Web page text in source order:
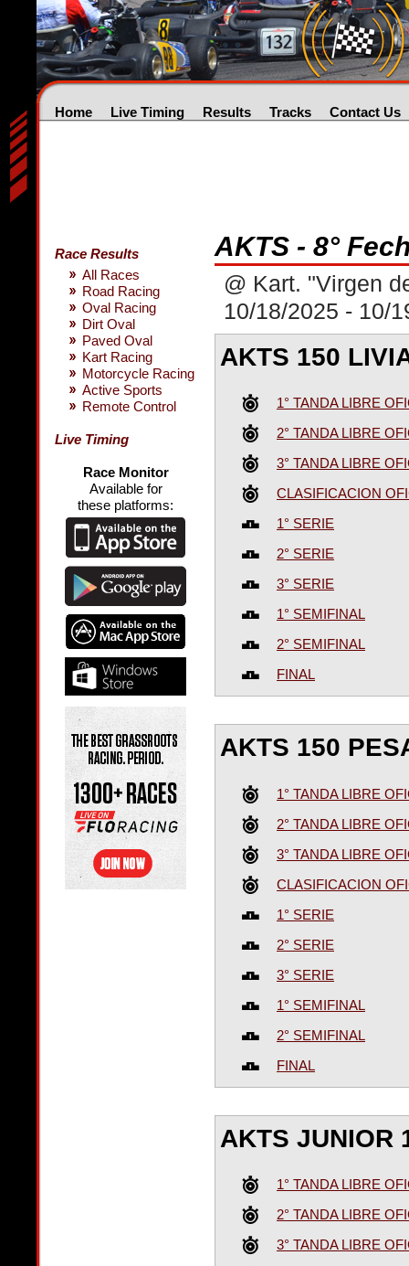
Home Live Timing Results Tracks Contact Us
Race Results
All Races
Road Racing
Oval Racing
Dirt Oval
Paved Oval
Kart Racing
Motorcycle Racing
Active Sports
Remote Control
Live Timing
Race Monitor
Available for
these platforms:
AKTS - 8°
@ Kart. "Virgen
10/18/2025 - 10/
AKTS 150
1° TANDA LIBRE
2° TANDA LIBRE
3° TANDA LIBRE
CLASIFICACION
1° SERIE
2° SERIE
3° SERIE
1° SEMIFINAL
2° SEMIFINAL
FINAL
AKTS 150
1° TANDA LIBRE
2° TANDA LIBRE
3° TANDA LIBRE
CLASIFICACION
1° SERIE
2° SERIE
3° SERIE
1° SEMIFINAL
2° SEMIFINAL
FINAL
AKTS JUNIOR
1° TANDA LIBRE
2° TANDA LIBRE
3° TANDA LIBRE